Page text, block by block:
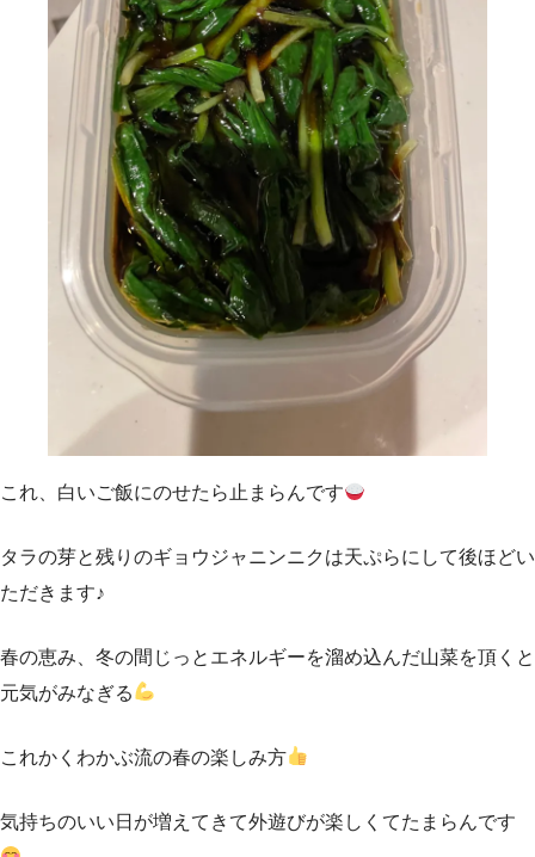
これ、白いご飯にのせたら止まらんです
タラの芽と残りのギョウジャニンニクは天ぷらにして後ほどい
ただきます♪
春の恵み、冬の間じっとエネルギーを溜め込んだ山菜を頂くと
元気がみなぎる
これかくわかぶ流の春の楽しみ方
気持ちのいい日が増えてきて外遊びが楽しくてたまらんです